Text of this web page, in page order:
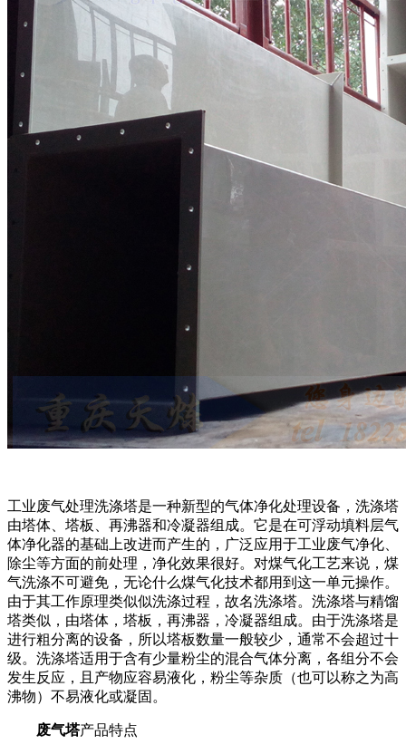
工业废气处理洗涤塔是一种新型的气体净化处理设备，洗涤塔
由塔体、塔板、再沸器和冷凝器组成。它是在可浮动填料层气
体净化器的基础上改进而产生的，广泛应用于工业废气净化、
除尘等方面的前处理，净化效果很好。对煤气化工艺来说，煤
气洗涤不可避免，无论什么煤气化技术都用到这一单元操作。
由于其工作原理类似似洗涤过程，故名洗涤塔。洗涤塔与精馏
塔类似，由塔体，塔板，再沸器，冷凝器组成。由于洗涤塔是
进行粗分离的设备，所以塔板数量一般较少，通常不会超过十
级。洗涤塔适用于含有少量粉尘的混合气体分离，各组分不会
发生反应，且产物应容易液化，粉尘等杂质（也可以称之为高
沸物）不易液化或凝固。
废气塔产品特点